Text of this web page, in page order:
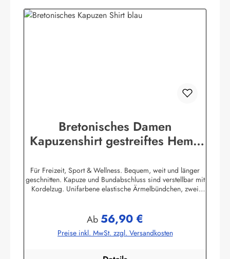
Bretonisches Damen
Kapuzenshirt gestreiftes Hemd
Für Freizeit, Sport & Wellness. Bequem, weit und länger
geschnitten. Kapuze und Bundabschluss sind verstellbar mit
Kordelzug. Unifarbene elastische Ärmelbündchen, zwei
g/m²) Herstellerinformationen:AS Bekleidungswerk
GmbHHeglitzer Str. 1226409 Wittmundinfo@modas-
bekleidung.de
Regulärer Preis:
Ab 56,90 €
Preise inkl. MwSt. zzgl. Versandkosten